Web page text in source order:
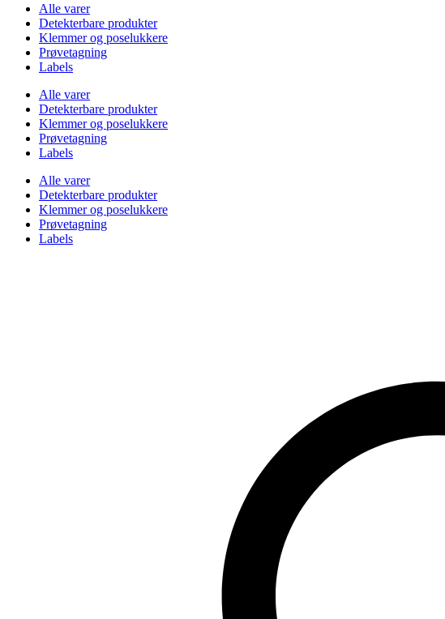
Alle varer
Detekterbare produkter
Klemmer og poselukkere
Prøvetagning
Labels
Alle varer
Detekterbare produkter
Klemmer og poselukkere
Prøvetagning
Labels
Alle varer
Detekterbare produkter
Klemmer og poselukkere
Prøvetagning
Labels